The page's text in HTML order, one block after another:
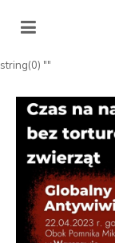
string(0) ""